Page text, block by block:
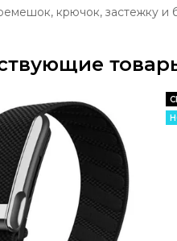
крючок, застежку и